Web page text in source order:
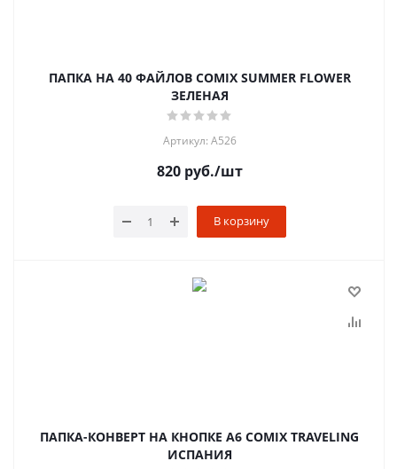
ПАПКА НА 40 ФАЙЛОВ COMIX SUMMER FLOWER
ЗЕЛЕНАЯ
Артикул: A526
820руб./шт
В корзину
ПАПКА-КОНВЕРТ НА КНОПКЕ А6 COMIX TRAVELING
ИСПАНИЯ